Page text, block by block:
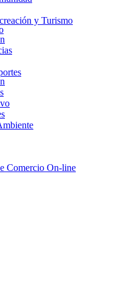
y Turismo
Comercio On-line